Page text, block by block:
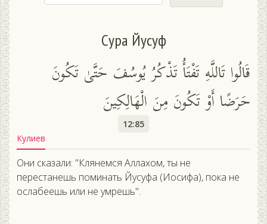
Сура Йусуф
قَالُوا تَاللَّهِ تَفْتَأُ تَذْكُرُ يُوسُفَ حَتَّىٰ تَكُونَ
حَرَضًا أَوْ تَكُونَ مِنَ الْهَالِكِينَ
12:85
Кулиев
Они сказали: "Клянемся Аллахом, ты не
перестанешь поминать Йусуфа (Иосифа), пока не
ослабеешь или не умрешь".